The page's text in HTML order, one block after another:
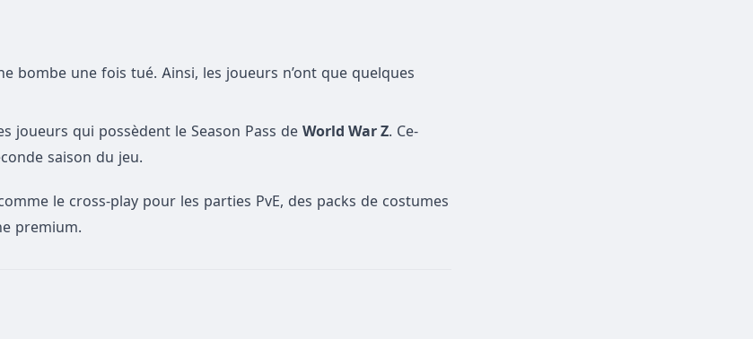
bombe une fois tué. Ainsi, les joueurs n’ont que quelques
joueurs qui possèdent le Season Pass de World War Z. Ce-
saison du jeu.
le cross-play pour les parties PvE, des packs de costumes
premium.